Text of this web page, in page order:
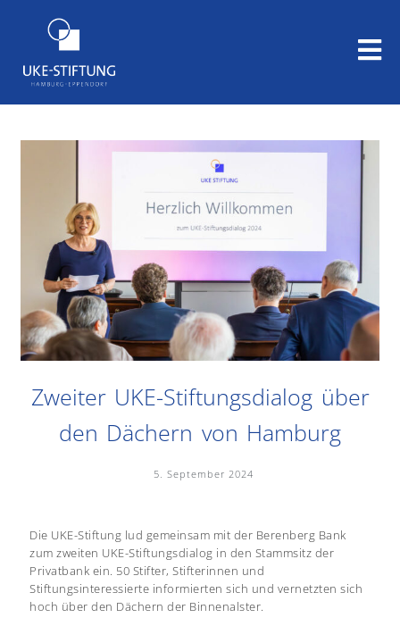
Zweiter UKE-Stiftungsdialog über
den Dächern von Hamburg
5. September 2024
Die UKE-Stiftung lud gemeinsam mit der Berenberg Bank
zum zweiten UKE-Stiftungsdialog in den Stammsitz der
Privatbank ein. 50 Stifter, Stifterinnen und
Stiftungsinteressierte informierten sich und vernetzten sich
hoch über den Dächern der Binnenalster.